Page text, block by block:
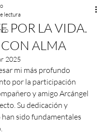
POR LA VIDA.
ALMA
lectura
2025
mi más profundo
por la participación
y amigo Arcángel
Su dedicación y
sido fundamentales